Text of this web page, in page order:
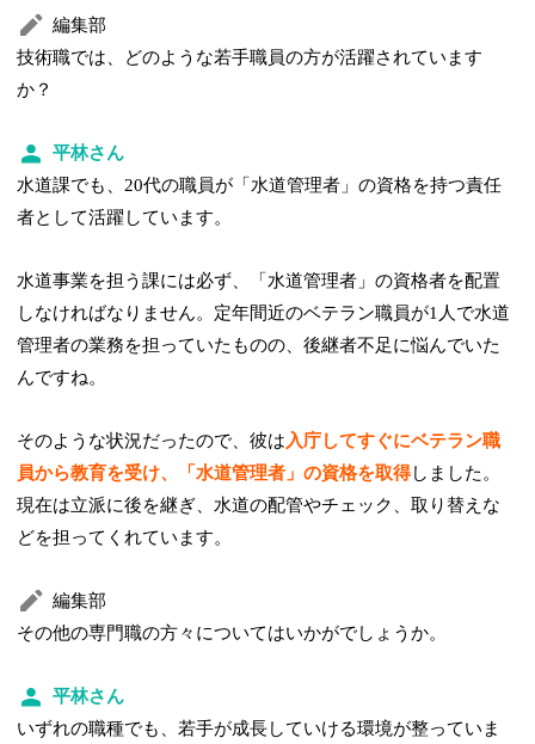
編集部
技術職では、どのような若手職員の方が活躍されています
か？
平林さん
水道課でも、20代の職員が「水道管理者」の資格を持つ責任
者として活躍しています。
水道事業を担う課には必ず、「水道管理者」の資格者を配置
しなければなりません。定年間近のベテラン職員が1人で水道
管理者の業務を担っていたものの、後継者不足に悩んでいた
んですね。
そのような状況だったので、彼は 入庁してすぐにベテラン職
員から教育を受け、「水道管理者」の資格を取得しました。
現在は立派に後を継ぎ、水道の配管やチェック、取り替えな
どを担ってくれています。
編集部
その他の専門職の方々についてはいかがでしょうか。
平林さん
いずれの職種でも、若手が成長していける環境が整っていま